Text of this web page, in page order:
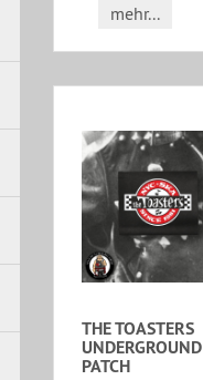
mehr...
THE TOASTERS
UNDERGROUND
PATCH